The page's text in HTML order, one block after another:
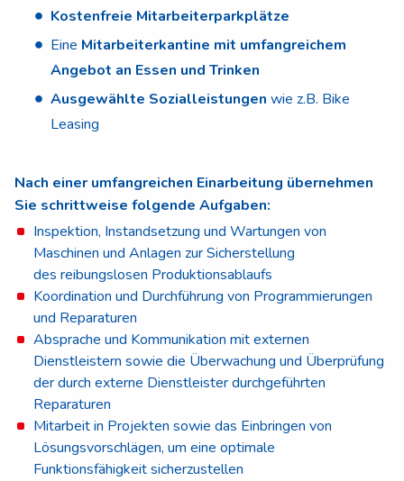
Kostenfreie Mitarbeiterparkplätze
Eine Mitarbeiterkantine mit umfangreichem
Angebot an Essen und Trinken
Ausgewählte Sozialleistungen wie z.B. Bike
Leasing
Nach einer umfangreichen Einarbeitung übernehmen
Sie schrittweise folgende Aufgaben:
Inspektion, Instandsetzung und Wartungen von
Maschinen und Anlagen zur Sicherstellung
des reibungslosen Produktionsablaufs
Koordination und Durchführung von Programmierungen
und Reparaturen
Absprache und Kommunikation mit externen
Dienstleistern sowie die Überwachung und Überprüfung
der durch externe Dienstleister durchgeführten
Reparaturen
Mitarbeit in Projekten sowie das Einbringen von
Lösungsvorschlägen, um eine optimale
Funktionsfähigkeit sicherzustellen